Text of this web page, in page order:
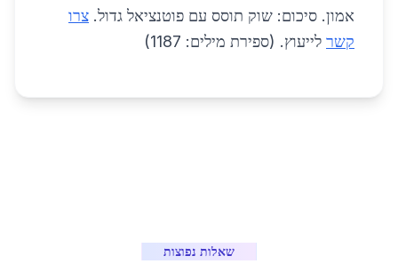
אמון. סיכום: שוק תוסס עם פוטנציאל גדול. צרו
קשר לייעוץ. (ספירת מילים: 1187)
שאלות נפוצות